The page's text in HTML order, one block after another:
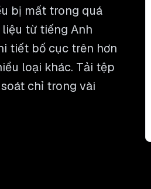
bị mất trong quá
từ tiếng Anh
tiết bố cục trên hơn
loại khác. Tải tệp
chỉ trong vài